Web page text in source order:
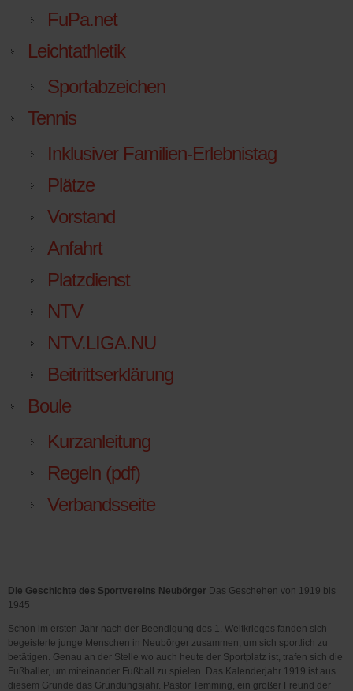
FuPa.net
Leichtathletik
Sportabzeichen
Tennis
Inklusiver Familien-Erlebnistag
Plätze
Vorstand
Anfahrt
Platzdienst
NTV
NTV.LIGA.NU
Beitrittserklärung
Boule
Kurzanleitung
Regeln (pdf)
Verbandsseite
Die Geschichte des Sportvereins Neubörger Das Geschehen von 1919 bis
1945
Schon im ersten Jahr nach der Beendigung des 1. Weltkrieges fanden sich
begeisterte junge Menschen in Neubörger zusammen, um sich sportlich zu
betätigen. Genau an der Stelle wo auch heute der Sportplatz ist, trafen sich die
Fußballer, um miteinander Fußball zu spielen. Das Kalenderjahr 1919 ist aus
diesem Grunde das Gründungsjahr. Pastor Temming, ein großer Freund der